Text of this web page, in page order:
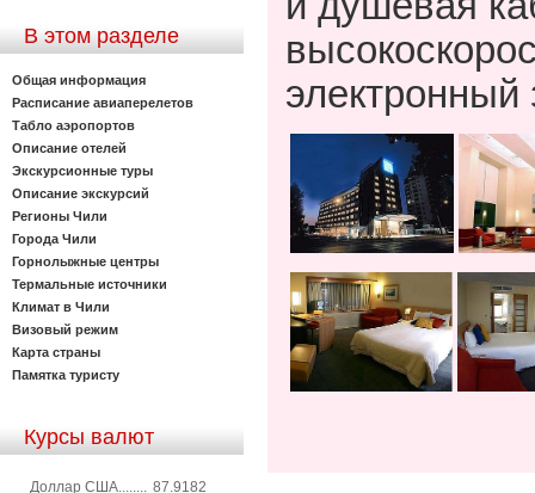
В этом разделе
Общая информация
Расписание авиаперелетов
Табло аэропортов
Описание отелей
Экскурсионные туры
Описание экскурсий
Регионы Чили
Города Чили
Горнолыжные центры
Термальные источники
Климат в Чили
Визовый режим
Карта страны
Памятка туристу
Курсы валют
Доллар США........ 87.9182
электронный